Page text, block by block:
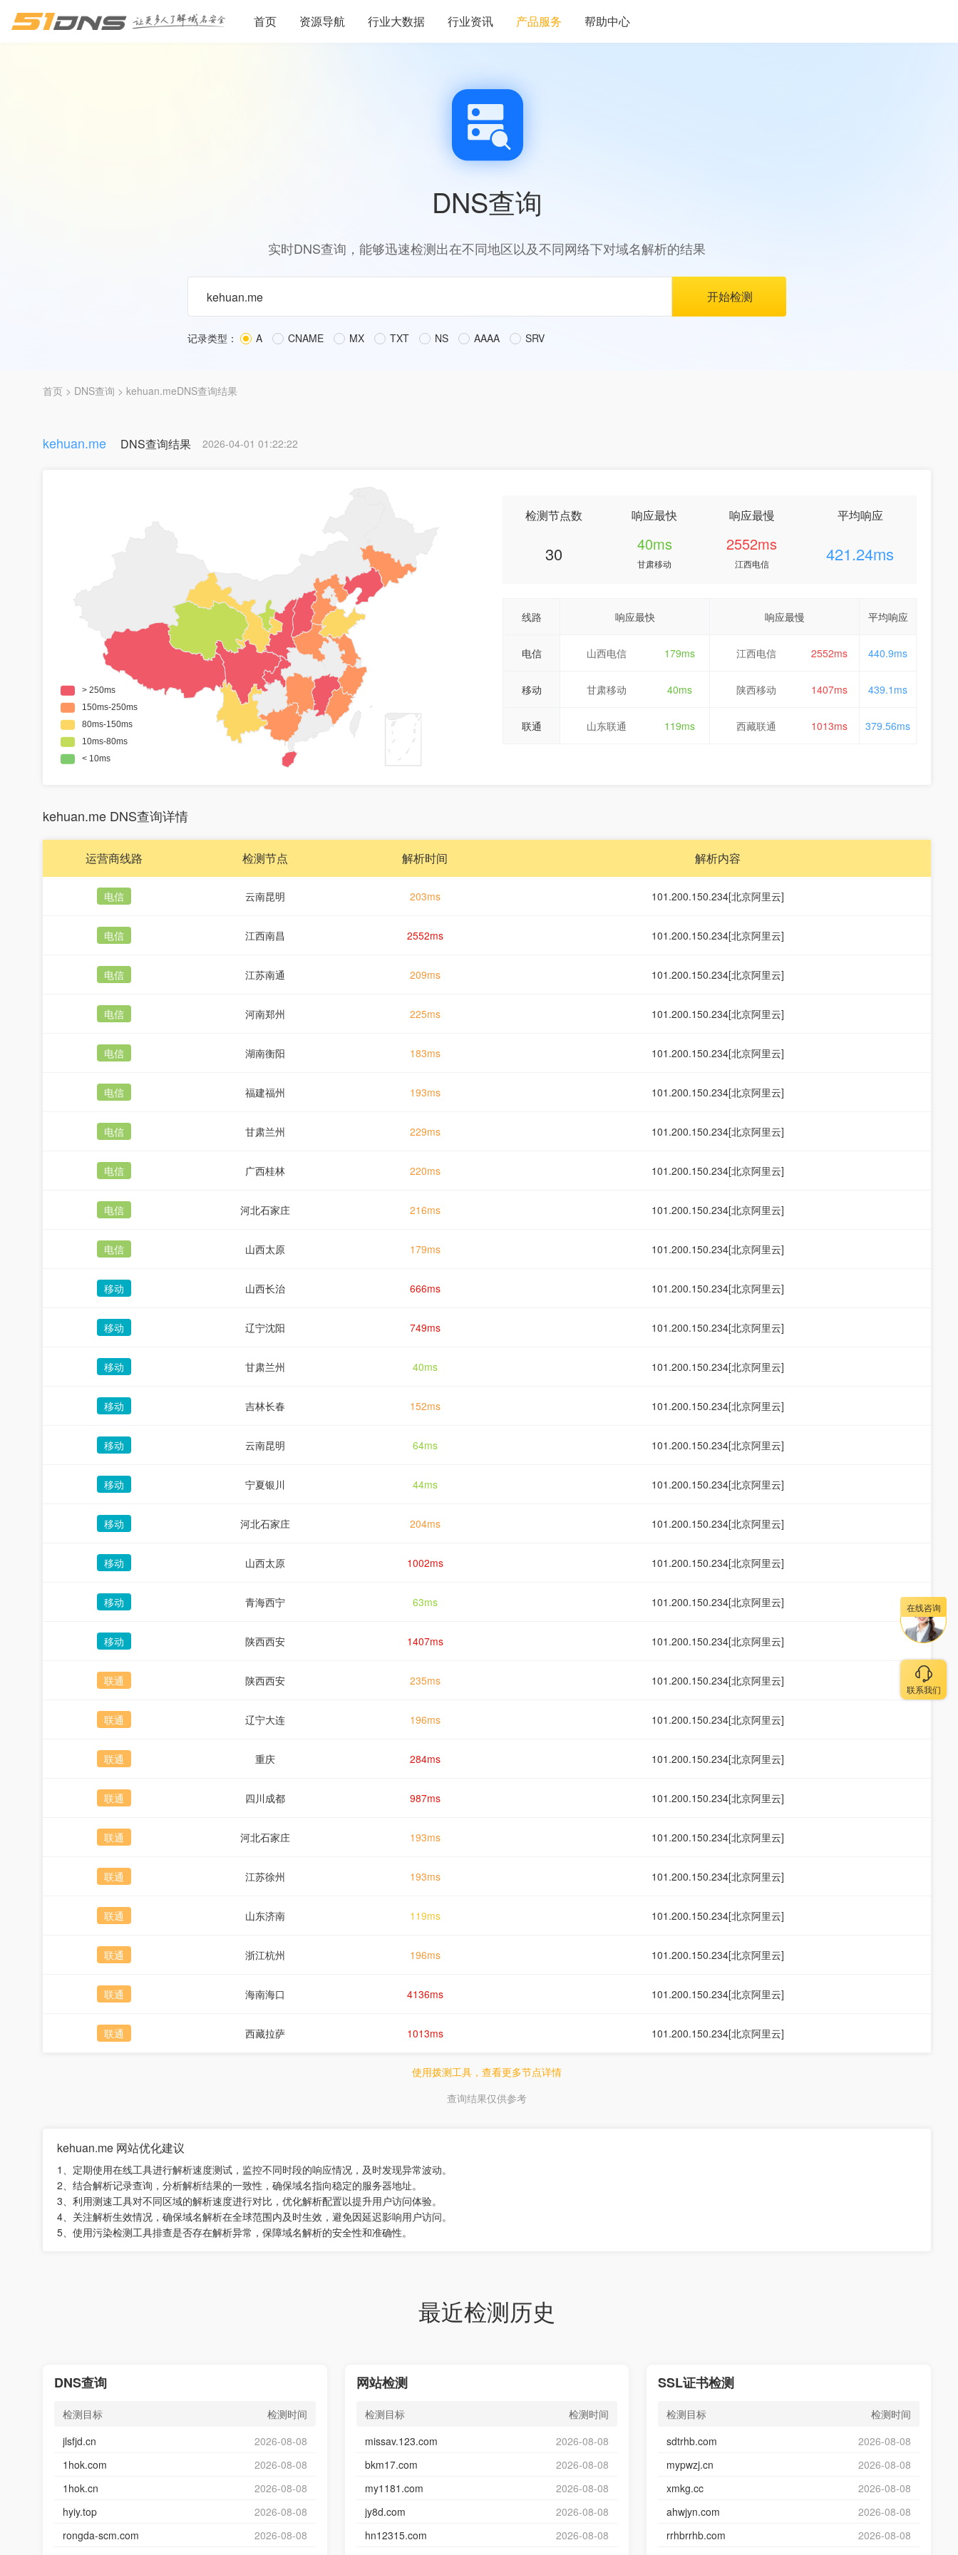
首页 资源导航 行业大数据 行业资讯 产品服务 帮助中心
DNS查询
实时DNS查询，能够迅速检测出在不同地区以及不同网络下对域名解析的结果
记录类型： A CNAME MX TXT NS AAAA SRV
首页 > DNS查询 > kehuan.meDNS查询结果
kehuan.me DNS查询结果 2026-04-01 01:22:22
检测节点数
30
响应最快
40ms
甘肃移动
响应最慢
2552ms
江西电信
平均响应
421.24ms
线路 响应最快 响应最慢 平均响应
电信 山西电信 179ms 江西电信 2552ms 440.9ms
移动 甘肃移动 40ms 陕西移动 1407ms 439.1ms
联通 山东联通 119ms 西藏联通 1013ms 379.56ms
kehuan.me DNS查询详情
运营商线路 检测节点 解析时间 解析内容
电信 云南昆明 203ms 101.200.150.234[北京阿里云]
电信 江西南昌 2552ms 101.200.150.234[北京阿里云]
电信 江苏南通 209ms 101.200.150.234[北京阿里云]
电信 河南郑州 225ms 101.200.150.234[北京阿里云]
电信 湖南衡阳 183ms 101.200.150.234[北京阿里云]
电信 福建福州 193ms 101.200.150.234[北京阿里云]
电信 甘肃兰州 229ms 101.200.150.234[北京阿里云]
电信 广西桂林 220ms 101.200.150.234[北京阿里云]
电信 河北石家庄 216ms 101.200.150.234[北京阿里云]
电信 山西太原 179ms 101.200.150.234[北京阿里云]
移动 山西长治 666ms 101.200.150.234[北京阿里云]
移动 辽宁沈阳 749ms 101.200.150.234[北京阿里云]
移动 甘肃兰州 40ms 101.200.150.234[北京阿里云]
移动 吉林长春 152ms 101.200.150.234[北京阿里云]
移动 云南昆明 64ms 101.200.150.234[北京阿里云]
移动 宁夏银川 44ms 101.200.150.234[北京阿里云]
移动 河北石家庄 204ms 101.200.150.234[北京阿里云]
移动 山西太原 1002ms 101.200.150.234[北京阿里云]
移动 青海西宁 63ms 101.200.150.234[北京阿里云]
移动 陕西西安 1407ms 101.200.150.234[北京阿里云]
联通 陕西西安 235ms 101.200.150.234[北京阿里云]
联通 辽宁大连 196ms 101.200.150.234[北京阿里云]
联通 重庆 284ms 101.200.150.234[北京阿里云]
联通 四川成都 987ms 101.200.150.234[北京阿里云]
联通 河北石家庄 193ms 101.200.150.234[北京阿里云]
联通 江苏徐州 193ms 101.200.150.234[北京阿里云]
联通 山东济南 119ms 101.200.150.234[北京阿里云]
联通 浙江杭州 196ms 101.200.150.234[北京阿里云]
联通 海南海口 4136ms 101.200.150.234[北京阿里云]
联通 西藏拉萨 1013ms 101.200.150.234[北京阿里云]
使用拨测工具，查看更多节点详情
查询结果仅供参考
kehuan.me 网站优化建议
1、定期使用在线工具进行解析速度测试，监控不同时段的响应情况，及时发现异常波动。
2、结合解析记录查询，分析解析结果的一致性，确保域名指向稳定的服务器地址。
3、利用测速工具对不同区域的解析速度进行对比，优化解析配置以提升用户访问体验。
4、关注解析生效情况，确保域名解析在全球范围内及时生效，避免因延迟影响用户访问。
5、使用污染检测工具排查是否存在解析异常，保障域名解析的安全性和准确性。
最近检测历史
DNS查询
检测目标
检测时间
jlsfjd.cn
2026-08-08
1hok.com
2026-08-08
1hok.cn
2026-08-08
hyiy.top
2026-08-08
rongda-scm.com
2026-08-08
网站检测
检测目标
检测时间
missav.123.com
2026-08-08
bkm17.com
2026-08-08
my1181.com
2026-08-08
jy8d.com
2026-08-08
hn12315.com
2026-08-08
SSL证书检测
检测目标
检测时间
sdtrhb.com
2026-08-08
mypwzj.cn
2026-08-08
xmkg.cc
2026-08-08
ahwjyn.com
2026-08-08
rrhbrrhb.com
2026-08-08
在线咨询
联系我们